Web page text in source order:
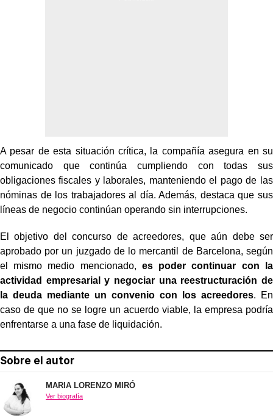
A pesar de esta situación crítica, la compañía asegura en su
comunicado que continúa cumpliendo con todas sus
obligaciones fiscales y laborales, manteniendo el pago de las
nóminas de los trabajadores al día. Además, destaca que sus
líneas de negocio continúan operando sin interrupciones.
El objetivo del concurso de acreedores, que aún debe ser
aprobado por un juzgado de lo mercantil de Barcelona, según
el mismo medio mencionado, es poder continuar con la
actividad empresarial y negociar una reestructuración de
la deuda mediante un convenio con los acreedores. En
caso de que no se logre un acuerdo viable, la empresa podría
enfrentarse a una fase de liquidación.
Sobre el autor
MARIA LORENZO MIRÓ
Ver biografía